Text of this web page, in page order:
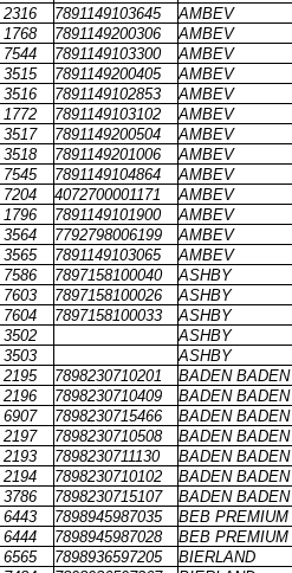
2316
7891149103645 AMBEV
1768
7891149200306 AMBEV
7544
7891149103300 AMBEV
3515
7891149200405 AMBEV
3516
7891149102853 AMBEV
1772
7891149103102 AMBEV
3517
7891149200504 AMBEV
3518
7891149201006 AMBEV
7545
7891149104864 AMBEV
7204
4072700001171 AMBEV
1796
7891149101900 AMBEV
3564
7792798006199 AMBEV
3565
7891149103065 AMBEV
7586
7897158100040 ASHBY
7603
7897158100026 ASHBY
7604
7897158100033 ASHBY
3502
ASHBY
3503
ASHBY
2195
7898230710201 BADEN BADEN
2196
7898230710409 BADEN BADEN
6907
7898230715466 BADEN BADEN
2197
7898230710508 BADEN BADEN
2193
7898230711130 BADEN BADEN
2194
7898230710102 BADEN BADEN
3786
7898230715107 BADEN BADEN
6443
7898945987035 BEB PREMIUM
6444
7898945987028 BEB PREMIUM
6565
7898936597205 BIERLAND